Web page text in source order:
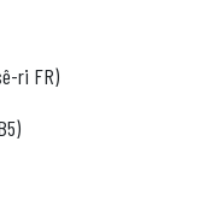
ri FR)